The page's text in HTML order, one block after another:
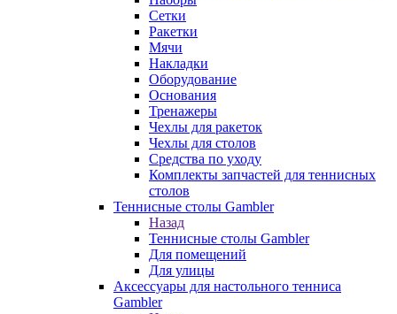
Сетки
Ракетки
Мячи
Накладки
Оборудование
Основания
Тренажеры
Чехлы для ракеток
Чехлы для столов
Средства по уходу
Комплекты запчастей для теннисных
столов
Теннисные столы Gambler
Назад
Теннисные столы Gambler
Для помещений
Для улицы
Аксессуары для настольного тенниса
Gambler